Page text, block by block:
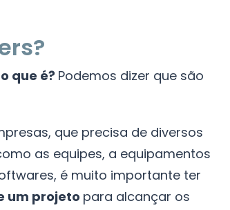
que é? Podemos dizer que são
que precisa de diversos
as equipes, a equipamentos
é muito importante ter
um projeto para alcançar os